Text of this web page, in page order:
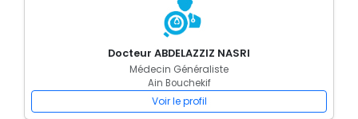
Docteur ABDELAZZIZ NASRI
Médecin Généraliste
Ain Bouchekif
Voir le profil